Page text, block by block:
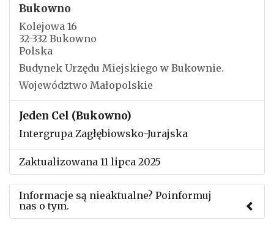
Bukowno
Kolejowa 16
32-332 Bukowno
Polska
Budynek Urzędu Miejskiego w Bukownie.
Województwo Małopolskie
Jeden Cel (Bukowno)
Intergrupa Zagłębiowsko-Jurajska
Zaktualizowana 11 lipca 2025
Informacje są nieaktualne? Poinformuj
nas o tym.